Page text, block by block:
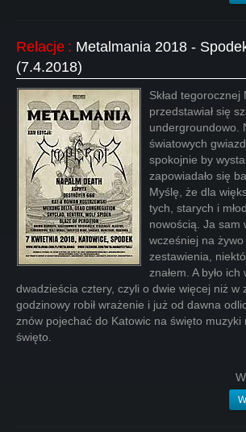
Relacje : Metalmania 2018 -
(7.4.2018)
Skład tegorocznej
przedstawiał się
undergroundowo.
światowych
spokojnie by
zapowiadało się
Myślę, że dla
tych, starych i
nowością. Ja sam
wcześniej na
zestawienia,
znałem. A było
dwadzieścia cztery, czyli o dwie więcej niż w
godzinowy robił wrażenie i już od dawna
znów pojechać do Katowic na święto muzyki
święto.